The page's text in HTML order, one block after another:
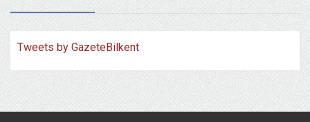
Tweets by GazeteBilkent